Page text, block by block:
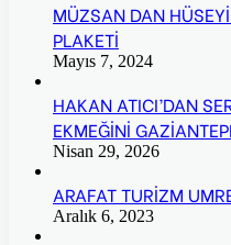
MÜZSAN DAN
PLAKETİ
Mayıs 7, 2024
HAKAN ATICI’DAN
EKMEĞİNİ
Nisan 29, 2026
ARAFAT TURİZM
Aralık 6, 2023